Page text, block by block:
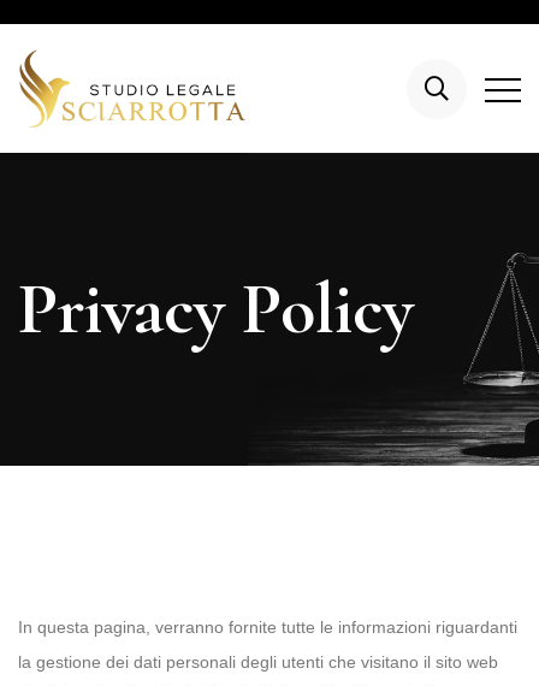
Privacy Policy
In questa pagina, verranno fornite tutte le informazioni riguardanti
la gestione dei dati personali degli utenti che visitano il sito web